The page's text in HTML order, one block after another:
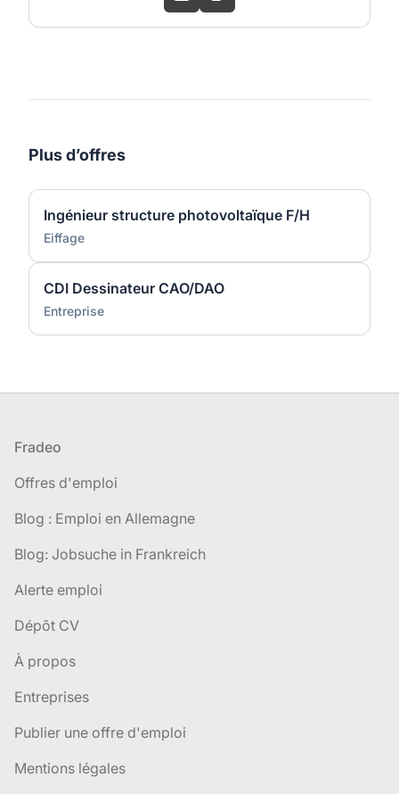
Plus d’offres
Ingénieur structure photovoltaïque F/H
Eiffage
CDI Dessinateur CAO/DAO
Entreprise
Pied de page
Fradeo
Offres d'emploi
Blog : Emploi en Allemagne
Blog: Jobsuche in Frankreich
Alerte emploi
Dépôt CV
À propos
Entreprises
Publier une offre d'emploi
Mentions légales